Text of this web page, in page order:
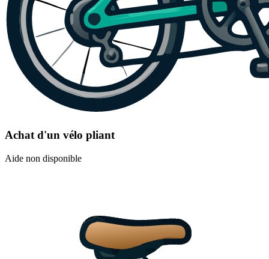
Achat d'un vélo pliant
Aide non disponible